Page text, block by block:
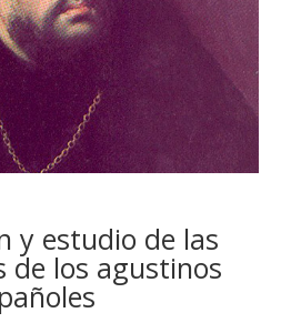
y estudio de las
de los agustinos